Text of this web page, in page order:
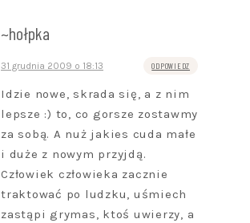
~hołpka
31 grudnia 2009 o 18:13 ODPOWIEDZ
Idzie nowe, skrada się, a z nim
lepsze :) to, co gorsze zostawmy
za sobą. A nuż jakies cuda małe
i duże z nowym przyjdą.
Człowiek człowieka zacznie
traktować po ludzku, uśmiech
zastąpi grymas, ktoś uwierzy, a